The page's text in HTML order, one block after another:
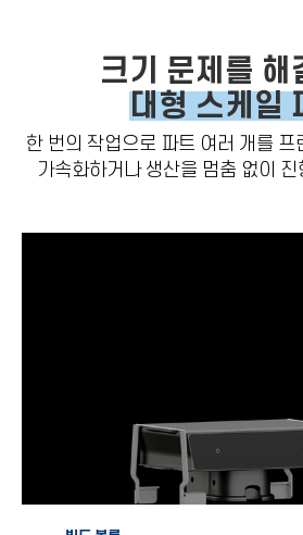
크기 문제를 해
대형 스케일
한 번의 작업으로 파트 여러 개를 프
가속화하거나 생산을 멈춤 없이